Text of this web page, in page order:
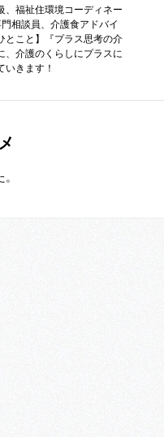
、福祉住環境コーディネー
相談員、介護食アドバイ
とこと】『プラス思考の介
、介護のくらしにプラスに
いきます！